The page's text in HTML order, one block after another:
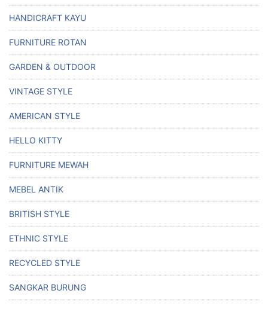
HANDICRAFT KAYU
FURNITURE ROTAN
GARDEN & OUTDOOR
VINTAGE STYLE
AMERICAN STYLE
HELLO KITTY
FURNITURE MEWAH
MEBEL ANTIK
BRITISH STYLE
ETHNIC STYLE
RECYCLED STYLE
SANGKAR BURUNG